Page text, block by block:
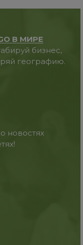
В МИРЕ
бизнес,
географию.
новостях